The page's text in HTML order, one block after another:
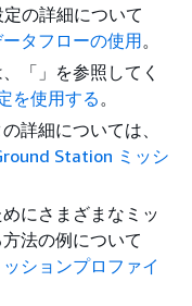
の詳細について
ータフローの使用。
「」を参照してく
を使用する。
詳細については、
Station ミッシ
にさまざまなミッ
法の例について
ッションプロファイ